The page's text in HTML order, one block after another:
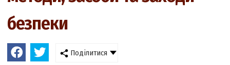
безпеки
Поділитися